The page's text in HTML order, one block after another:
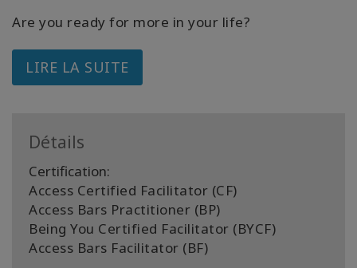
Are you ready for more in your life?
LIRE LA SUITE
Détails
Certification:
Access Certified Facilitator (CF)
Access Bars Practitioner (BP)
Being You Certified Facilitator (BYCF)
Access Bars Facilitator (BF)